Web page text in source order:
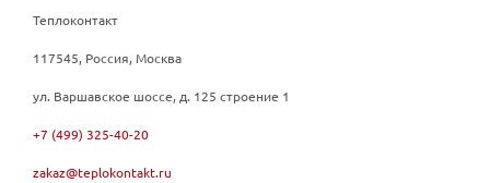
Теплоконтакт
117545, Россия, Москва
ул. Варшавское шоссе, д. 125 строение 1
+7 (499) 325-40-20
zakaz@teplokontakt.ru